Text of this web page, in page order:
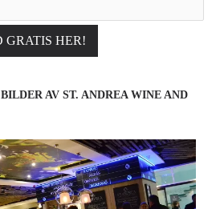
GRATIS HER!
AV ST. ANDREA WINE AND